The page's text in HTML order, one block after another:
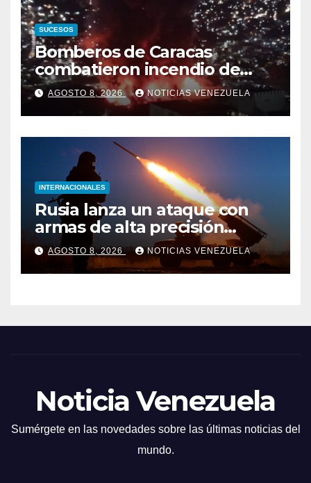
SUCESOS
Bomberos de Caracas
combatieron incendio de
gran magnitud en zona
industrial de El Llanito
AGOSTO 8, 2026 NOTICIAS VENEZUELA
INTERNACIONALES
Rusia lanza un ataque con
armas de alta precisión
contra la industria militar en
Kiev
AGOSTO 8, 2026 NOTICIAS VENEZUELA
Noticia Venezuela
Sumérgete en las novedades sobre las últimas noticias del
mundo.